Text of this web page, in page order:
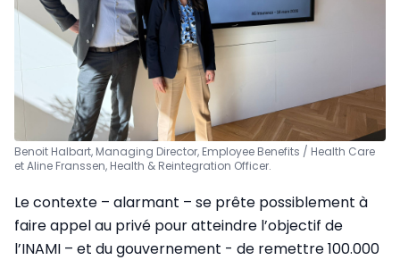
Benoit Halbart, Managing Director, Employee Benefits / Health Care
et Aline Franssen, Health & Reintegration Officer.
Le contexte – alarmant – se prête possiblement à
faire appel au privé pour atteindre l’objectif de
l’INAMI – et du gouvernement - de remettre 100.000